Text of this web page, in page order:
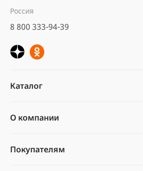
Россия
8 800 333-94-39
Каталог
О компании
Покупателям